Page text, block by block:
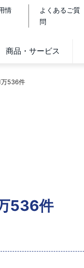
情
よくあるご質
問
商品・サービス
万536件
536件